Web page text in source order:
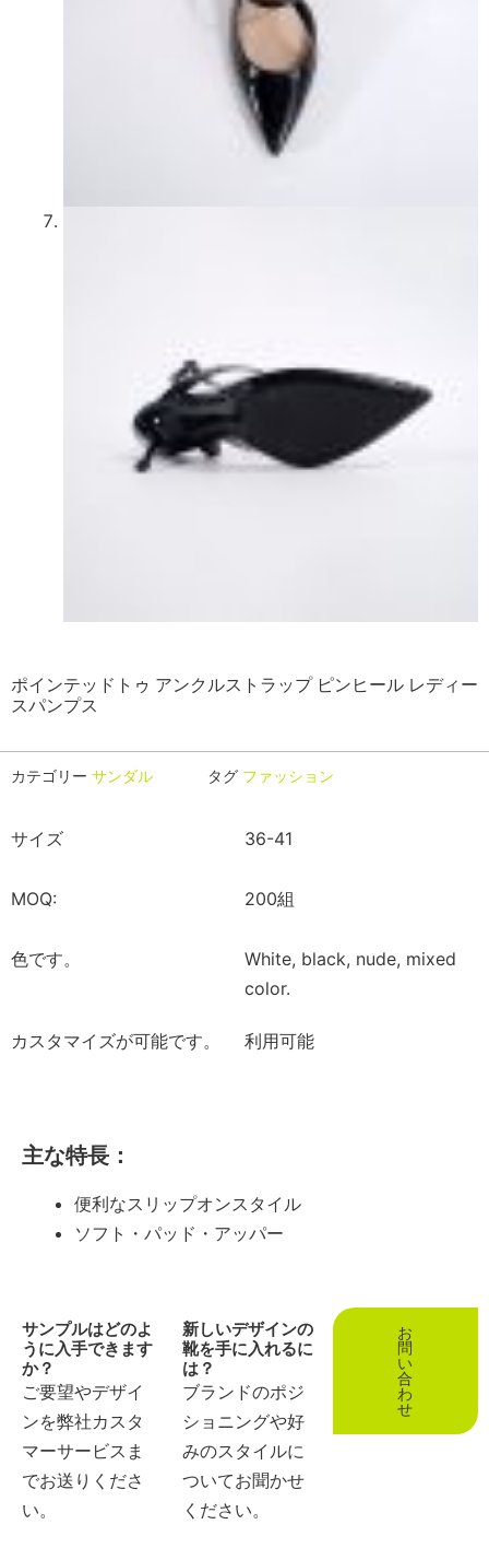
ポインテッドトゥ アンクルストラップ ピンヒール レディー
スパンプス
カテゴリー サンダル タグ ファッション
サイズ 36-41
MOQ: 200組
色です。
White, black, nude, mixed
color.
カスタマイズが可能です。 利用可能
主な特長：
便利なスリップオンスタイル
ソフト・パッド・アッパー
サンプルはどのよ
うに入手できます
か？
ご要望やデザイ
ンを弊社カスタ
マーサービスま
でお送りくださ
い。
新しいデザインの
靴を手に入れるに
は？
ブランドのポジ
ショニングや好
みのスタイルに
ついてお聞かせ
ください。
お
問
い
合
わ
せ